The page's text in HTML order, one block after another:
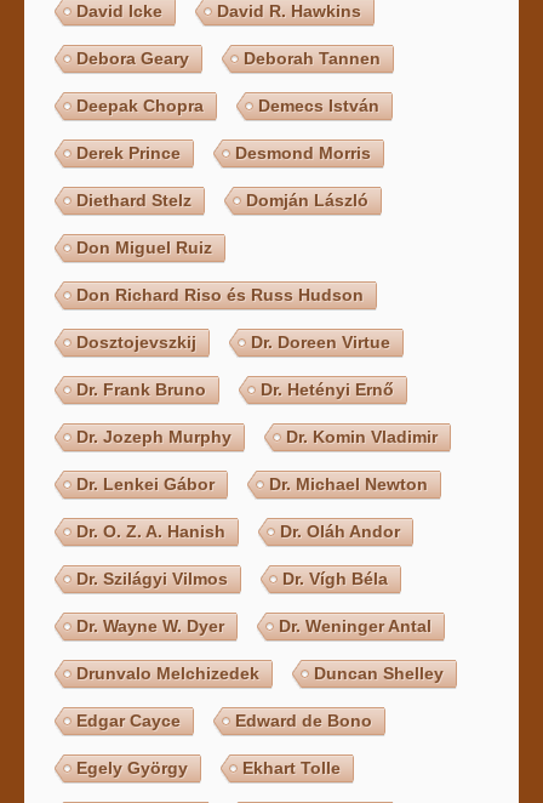
David Icke David R. Hawkins
Debora Geary Deborah Tannen
Deepak Chopra Demecs István
Derek Prince Desmond Morris
Diethard Stelz Domján László
Don Miguel Ruiz
Don Richard Riso és Russ Hudson
Dosztojevszkij Dr. Doreen Virtue
Dr. Frank Bruno Dr. Hetényi Ernő
Dr. Jozeph Murphy Dr. Komin Vladimir
Dr. Lenkei Gábor Dr. Michael Newton
Dr. O. Z. A. Hanish Dr. Oláh Andor
Dr. Szilágyi Vilmos Dr. Vígh Béla
Dr. Wayne W. Dyer Dr. Weninger Antal
Drunvalo Melchizedek Duncan Shelley
Edgar Cayce Edward de Bono
Egely György Ekhart Tolle